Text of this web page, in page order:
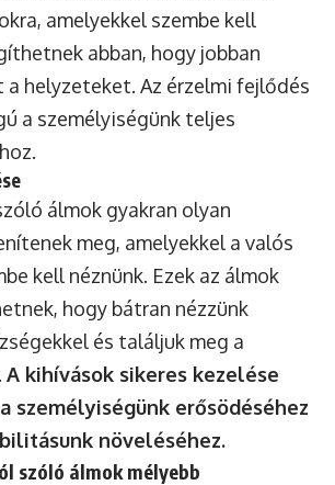
amelyekkel szembe kell
abban, hogy jobban
a helyzeteket. Az érzelmi fejlődés
a személyiségünk teljes
álmok gyakran olyan
meg, amelyekkel a valós
kell néznünk. Ezek az álmok
hogy bátran nézzünk
és találjuk meg a
A kihívások sikeres kezelése
személyiségünk erősödéséhez
növeléséhez.
szóló álmok mélyebb